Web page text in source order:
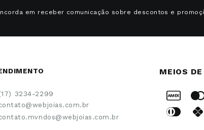
em receber comunicação sobre descontos e
3234-2299
MEIOS